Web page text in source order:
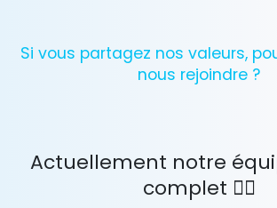
Si vous partagez nos valeurs,
nous rejoindre ?
Actuellement notre
complet 🤷‍♂️